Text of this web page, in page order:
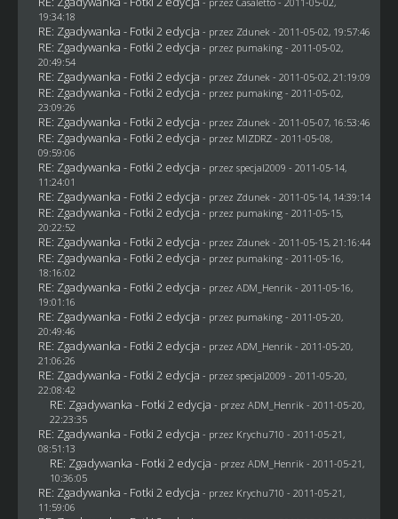
19:34:18
RE: Zgadywanka - Fotki 2 edycja - przez Zdunek- 2011-05-02, 19:57:46
RE: Zgadywanka - Fotki 2 edycja - przez pumaking- 2011-05-02,
20:49:54
RE: Zgadywanka - Fotki 2 edycja - przez Zdunek- 2011-05-02, 21:19:09
RE: Zgadywanka - Fotki 2 edycja - przez pumaking- 2011-05-02,
23:09:26
RE: Zgadywanka - Fotki 2 edycja - przez Zdunek- 2011-05-07, 16:53:46
RE: Zgadywanka - Fotki 2 edycja - przez MIZDRZ- 2011-05-08,
09:59:06
RE: Zgadywanka - Fotki 2 edycja - przez specjal2009 - 2011-05-14,
11:24:01
RE: Zgadywanka - Fotki 2 edycja - przez Zdunek- 2011-05-14, 14:39:14
RE: Zgadywanka - Fotki 2 edycja - przez pumaking- 2011-05-15,
20:22:52
RE: Zgadywanka - Fotki 2 edycja - przez Zdunek- 2011-05-15, 21:16:44
RE: Zgadywanka - Fotki 2 edycja - przez pumaking- 2011-05-16,
18:16:02
RE: Zgadywanka - Fotki 2 edycja - przez ADM_Henrik- 2011-05-16,
19:01:16
RE: Zgadywanka - Fotki 2 edycja - przez pumaking- 2011-05-20,
20:49:46
RE: Zgadywanka - Fotki 2 edycja - przez ADM_Henrik- 2011-05-20,
21:06:26
RE: Zgadywanka - Fotki 2 edycja - przez specjal2009 - 2011-05-20,
22:08:42
RE: Zgadywanka - Fotki 2 edycja - przez ADM_Henrik- 2011-05-20,
22:23:35
RE: Zgadywanka - Fotki 2 edycja - przez Krychu710 - 2011-05-21,
08:51:13
RE: Zgadywanka - Fotki 2 edycja - przez ADM_Henrik- 2011-05-21,
10:36:05
RE: Zgadywanka - Fotki 2 edycja - przez Krychu710 - 2011-05-21,
11:59:06